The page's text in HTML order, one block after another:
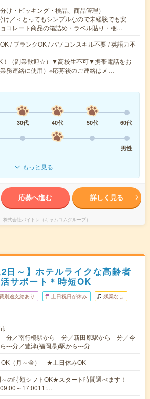
け・ピッキング・検品、商品管理）
け／＜とってもシンプルなので未経験でも安
コレート商品の箱詰め・ラベル貼り・梱…
/ ブランクOK / パソコンスキル不要 / 英語力不
！（副業歓迎☆）▼高校生不可▼携帯電話をお
務連絡に使用）※応募後のご連絡はメ…
30代 40代 50代
60代
男性
もっと見る
応募へ進む 詳しく見る
株式会社バイトレ（キャムコムグループ）
2日～】ホテルライクな高齢者
サポート＊時短OK
別途支給あり 土日祝日が休み 残業なし
分／南行橋駅から---分／新田原駅から---分／今
---分／豊津(福岡県)駅から---分
OK（月～金） ★土日休みOK
の時短シフトOK★スタート時間選べます！
～17:0011:…